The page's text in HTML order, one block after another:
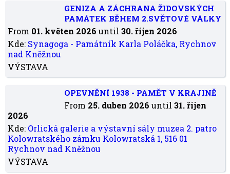
GENIZA A ZÁCHRANA ŽIDOVSKÝCH
PAMÁTEK BĚHEM 2.SVĚTOVÉ VÁLKY
From 01. květen 2026 until30. říjen 2026
Kde: Synagoga - Památník Karla Poláčka, Rychnov
nad Kněžnou
VÝSTAVA
OPEVNĚNÍ 1938 - PAMĚT V KRAJINĚ
From 25. duben 2026 until31. říjen
2026
Kde: Orlická galerie a výstavní sály muzea 2. patro
Kolowratského zámku Kolowratská 1, 516 01
Rychnov nad Kněžnou
VÝSTAVA